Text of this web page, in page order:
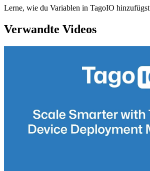
Lerne, wie du Variablen in TagoIO hinzufügst
Verwandte Videos